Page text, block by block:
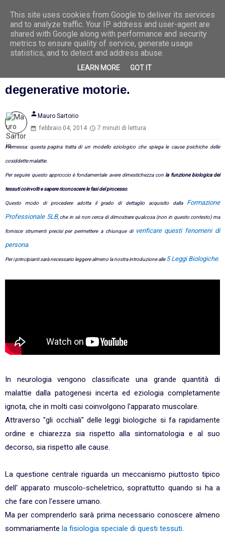
7 Ago
2026
La causa di sclerosi, autoimmuni e
degenerative motorie.
person Mauro Sartorio
febbraio 04, 2014
7 minuti di lettura
Premessa: questa pagina tratta di un modello eziologico che spiega le cause psichiche delle
cosiddette malattie.
Per seguire questo approccio è fondamentale avere dimestichezza conla funzione biologica dei
tessuti coinvolti e sapere riconoscere le fasi del processo.
Questo modo di procedere adotta il grado di dettaglio acquisito dalla Formazione
Professionale 5LB, che in sè non cerca di dimostrare qualcosa (non in questo contesto) ma
fornisce strumenti precisi per permettere a chiunque di verificare questi fenomeni di
persona.
Per i principianti sarà necessario leggere almeno la nostra introduzione alle5 Leggi Biologiche.
In neurologia vengono classificate una grande quantità di
malattie dalla patogenesi incerta ed eziologia completamente
ignota, che in molti casi coinvolgono l'apparato muscolare.
Attraverso "gli occhiali" delle leggi biologiche si fa rapidamente
ordine e chiarezza sia rispetto alla sintomatologia e al suo
decorso, sia rispetto alle cause.
La questione centrale riguarda un meccanismo piuttosto tipico
dell' apparato muscolo-scheletrico, soprattutto quando si ha a
che fare con l'essere umano.
Ma per comprenderlo sarà prima necessario conoscere almeno
sommariamente la fisiologia speciale di questi tessuti.
This site uses cookies from Google to deliver its services
and to analyze traffic. Your IP address and user-agent are
shared with Google along with performance and security
metrics to ensure quality of service, generate usage
statistics, and to detect and address abuse.
LEARN MORE GOT IT